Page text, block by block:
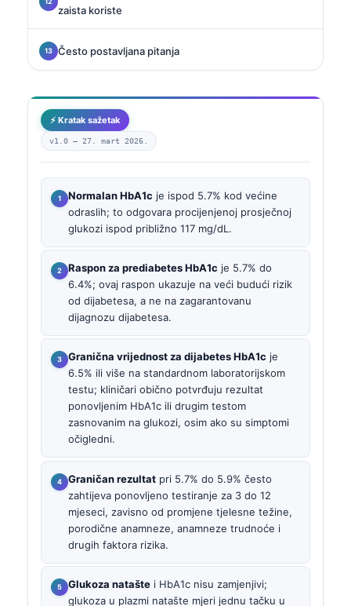
zaista koriste
Često postavljana pitanja
⚡ Kratak sažetak
v1.0 — 27. mart 2026.
Normalan HbA1c je ispod 5.7% kod većine
odraslih; to odgovara procijenjenoj prosječnoj
glukozi ispod približno 117 mg/dL.
Raspon za prediabetes HbA1c je 5.7% do
6.4%; ovaj raspon ukazuje na veći budući rizik
od dijabetesa, a ne na zagarantovanu
dijagnozu dijabetesa.
Granična vrijednost za dijabetes HbA1c je
6.5% ili više na standardnom laboratorijskom
testu; kliničari obično potvrđuju rezultat
ponovljenim HbA1c ili drugim testom
zasnovanim na glukozi, osim ako su simptomi
očigledni.
Graničan rezultat pri 5.7% do 5.9% često
zahtijeva ponovljeno testiranje za 3 do 12
mjeseci, zavisno od promjene tjelesne težine,
porodične anamneze, anamneze trudnoće i
drugih faktora rizika.
Glukoza natašte i HbA1c nisu zamjenjivi;
glukoza u plazmi natašte mjeri jednu tačku u